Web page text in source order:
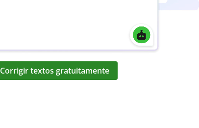
Corrigir textos gratuitamente